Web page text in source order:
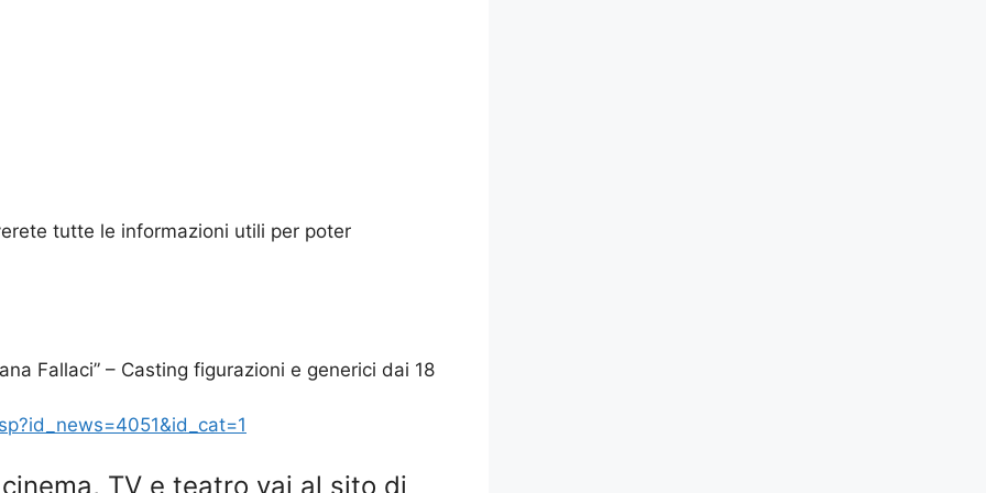
tutte le informazioni utili per poter
Fallaci” – Casting figurazioni e generici dai 18
TV e teatro vai al sito di